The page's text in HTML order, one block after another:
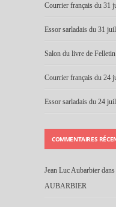
Courrier français du 31
Essor sarladais du 31
Salon du livre de
Courrier français du 24
Essor sarladais du 24
COMMENTAIRES
Jean Luc Aubarbier dans
AUBARBIER